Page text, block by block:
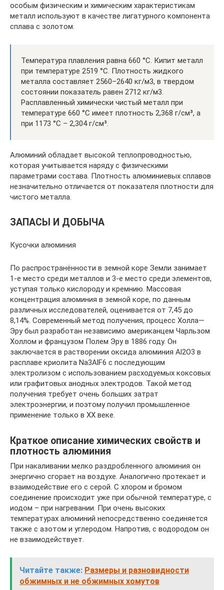
особым физическим и химическим характеристикам
металл используют в качестве лигатурного компонента
сплава с золотом.
Температура плавления равна 660 °C. Кипит металл
при температуре 2519 °C. Плотность жидкого
металла составляет 2560–2640 кг/м3, в твердом
состоянии показатель равен 2712 кг/м3.
Расплавленный химически чистый металл при
температуре 660 °C имеет плотность 2,368 г/см³, а
при 1173 °C – 2,304 г/см³.
Алюминий обладает высокой теплопроводностью,
которая учитывается наряду с физическими
параметрами состава. Плотность алюминиевых сплавов
незначительно отличается от показателя плотности для
чистого металла.
ЗАПАСЫ И ДОБЫЧА
Кусочки алюминия
По распространённости в земной коре Земли занимает
1-е место среди металлов и 3-е место среди элементов,
уступая только кислороду и кремнию. Массовая
концентрация алюминия в земной коре, по данным
различных исследователей, оценивается от 7,45 до
8,14%. Современный метод получения, процесс Холла—
Эру был разработан независимо американцем Чарльзом
Холлом и французом Полем Эру в 1886 году. Он
заключается в растворении оксида алюминия Al2O3 в
расплаве криолита Na3AlF6 с последующим
электролизом с использованием расходуемых коксовых
или графитовых анодных электродов. Такой метод
получения требует очень больших затрат
электроэнергии, и поэтому получил промышленное
применение только в XX веке.
Краткое описание химических свойств и
плотность алюминия
При накаливании мелко раздробленного алюминия он
энергично сгорает на воздухе. Аналогично протекает и
взаимодействие его с серой. С хлором и бромом
соединение происходит уже при обычной температуре, с
иодом – при нагревании. При очень высоких
температурах алюминий непосредственно соединяется
также с азотом и углеродом. Напротив, с водородом он
не взаимодействует.
Читайте также: Размеры и разновидности
обжимных и не обжимных хомутов